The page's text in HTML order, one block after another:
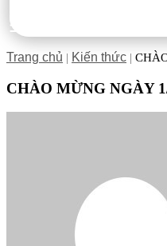
Trang chủ | Kiến thức |
CHÀO MỪNG NGÀY